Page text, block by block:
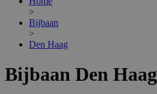
>
Bijbaan
>
Den Haag
Bijbaan Den Haag